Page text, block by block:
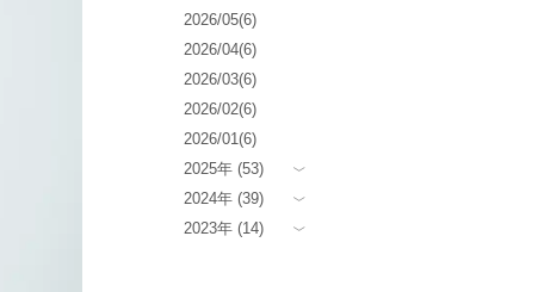
2026/05(6)
2026/04(6)
2026/03(6)
2026/02(6)
2026/01(6)
2025年 (53)
2024年 (39)
2023年 (14)